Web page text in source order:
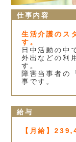
仕事内容
生活介護のス
す。
日中活動の中
外出などの利
す。
障害当事者の
事です。
給与
【月給】